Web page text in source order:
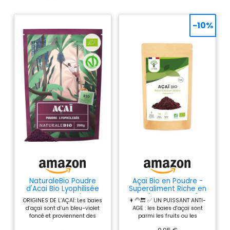
NaturaleBio Poudre
d'Acai Bio Lyophilisée
Superfood
ORIGINES DE L’AÇAÏ: Les baies
d’açaï sont d’un bleu-violet
foncé et proviennent des
Açaï Bio en Poudre -
Superaliment Riche en
Fer Fibres Omega 9 -
Puissant Antioxydant -
Baie Lyophilisée de
Qualité Prémium - 100%
Pur Sans Sucre Ajouté -
👩‍🦳🔙 ✅ UN PUISSANT ANTI-
AGE : les baies d'açaï sont
parmi les fruits ou les
-10%